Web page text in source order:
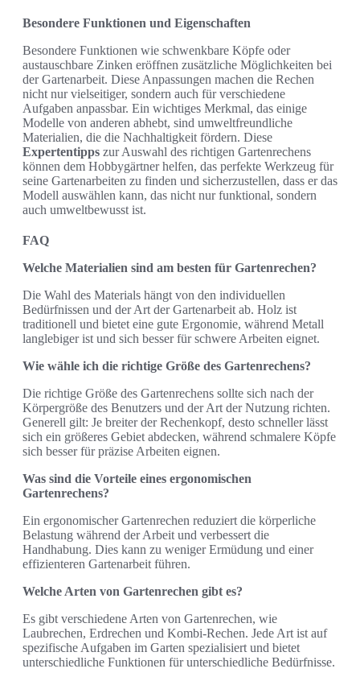
Besondere Funktionen und Eigenschaften
Besondere Funktionen wie schwenkbare Köpfe oder
austauschbare Zinken eröffnen zusätzliche Möglichkeiten bei
der Gartenarbeit. Diese Anpassungen machen die Rechen
nicht nur vielseitiger, sondern auch für verschiedene
Aufgaben anpassbar. Ein wichtiges Merkmal, das einige
Modelle von anderen abhebt, sind umweltfreundliche
Materialien, die die Nachhaltigkeit fördern. Diese
Expertentipps zur Auswahl des richtigen Gartenrechens
können dem Hobbygärtner helfen, das perfekte Werkzeug für
seine Gartenarbeiten zu finden und sicherzustellen, dass er das
Modell auswählen kann, das nicht nur funktional, sondern
auch umweltbewusst ist.
FAQ
Welche Materialien sind am besten für Gartenrechen?
Die Wahl des Materials hängt von den individuellen
Bedürfnissen und der Art der Gartenarbeit ab. Holz ist
traditionell und bietet eine gute Ergonomie, während Metall
langlebiger ist und sich besser für schwere Arbeiten eignet.
Wie wähle ich die richtige Größe des Gartenrechens?
Die richtige Größe des Gartenrechens sollte sich nach der
Körpergröße des Benutzers und der Art der Nutzung richten.
Generell gilt: Je breiter der Rechenkopf, desto schneller lässt
sich ein größeres Gebiet abdecken, während schmalere Köpfe
sich besser für präzise Arbeiten eignen.
Was sind die Vorteile eines ergonomischen
Gartenrechens?
Ein ergonomischer Gartenrechen reduziert die körperliche
Belastung während der Arbeit und verbessert die
Handhabung. Dies kann zu weniger Ermüdung und einer
effizienteren Gartenarbeit führen.
Welche Arten von Gartenrechen gibt es?
Es gibt verschiedene Arten von Gartenrechen, wie
Laubrechen, Erdrechen und Kombi-Rechen. Jede Art ist auf
spezifische Aufgaben im Garten spezialisiert und bietet
unterschiedliche Funktionen für unterschiedliche Bedürfnisse.